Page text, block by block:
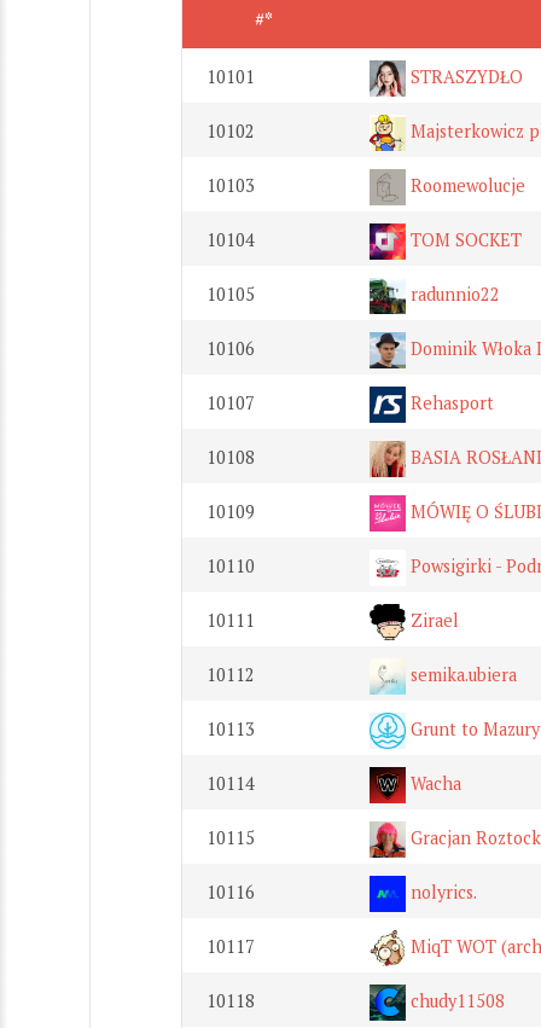
#*
10101 STRASZYDŁO
10102 Majsterkowicz
10103 Roomewolucje
10104 TOM SOCKET
10105 radunnio22
10106 Dominik Włoka
10107 Rehasport
10108 BASIA
10109 MÓWIĘ O
10110 Powsigirki -
10111 Zirael
10112 semika.ubiera
10113 Grunt to Mazury
10114 Wacha
10115 Gracjan
10116 nolyrics.
10117 MiqT WOT
10118 chudy11508